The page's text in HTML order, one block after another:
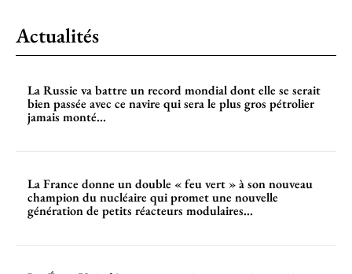
Actualités
La Russie va battre un record mondial dont elle se serait
bien passée avec ce navire qui sera le plus gros pétrolier
jamais monté...
La France donne un double « feu vert » à son nouveau
champion du nucléaire qui promet une nouvelle
génération de petits réacteurs modulaires...